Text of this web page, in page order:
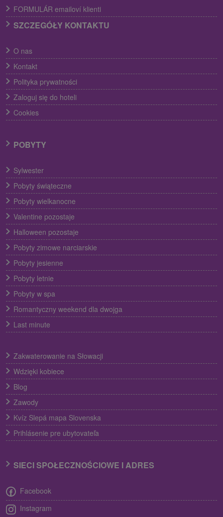
FORMULÁR emailoví klienti
SZCZEGÓŁY KONTAKTU
O nas
Kontakt
Polityka prywatności
Zaloguj się do hoteli
Cookies
POBYTY
Sylwester
Pobyty świąteczne
Pobyty wielkanocne
Valentine pozostaje
Halloween pozostaje
Pobyty zimowe narciarskie
Pobyty jesienne
Pobyty letnie
Pobyty w spa
Romantyczny weekend dla dwojga
Last minute
Zakwaterowanie na Słowacji
Wdzięki kobiece
Blog
Zawody
Kvíz Slepá mapa Slovenska
Prihlásenie pre ubytovateľa
SIECI SPOŁECZNOŚCIOWE I ADRES
Facebook
Instagram